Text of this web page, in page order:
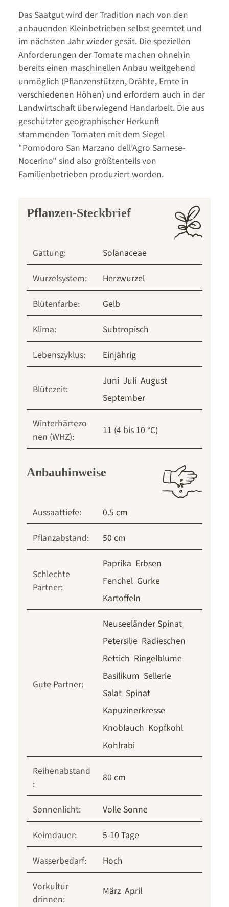
Das Saatgut wird der Tradition nach von den
anbauenden Kleinbetrieben selbst geerntet und
im nächsten Jahr wieder gesät. Die speziellen
Anforderungen der Tomate machen ohnehin
bereits einen maschinellen Anbau weitgehend
unmöglich (Pflanzenstützen, Drähte, Ernte in
verschiedenen Höhen) und erfordern auch in der
Landwirtschaft überwiegend Handarbeit. Die aus
geschützter geographischer Herkunft
stammenden Tomaten mit dem Siegel
"Pomodoro San Marzano dell’Agro Sarnese-
Nocerino" sind also größtenteils von
Familienbetrieben produziert worden.
Pflanzen-Steckbrief
Gattung:
Solanaceae
Wurzelsystem:
Herzwurzel
Blütenfarbe:
Gelb
Klima:
Subtropisch
Lebenszyklus:
Einjährig
Blütezeit:
Juni Juli August
September
Winterhärtezo
nen (WHZ):
11 (4 bis 10 °C)
Anbauhinweise
Aussaattiefe:
0.5 cm
Pflanzabstand:
50 cm
Schlechte
Partner:
Paprika Erbsen
Fenchel Gurke
Kartoffeln
Gute Partner:
Neuseeländer Spinat
Petersilie Radieschen
Rettich Ringelblume
Basilikum Sellerie
Salat Spinat
Kapuzinerkresse
Knoblauch Kopfkohl
Kohlrabi
Reihenabstand
:
80 cm
Sonnenlicht:
Volle Sonne
Keimdauer:
5-10 Tage
Wasserbedarf:
Hoch
Vorkultur
drinnen:
März April